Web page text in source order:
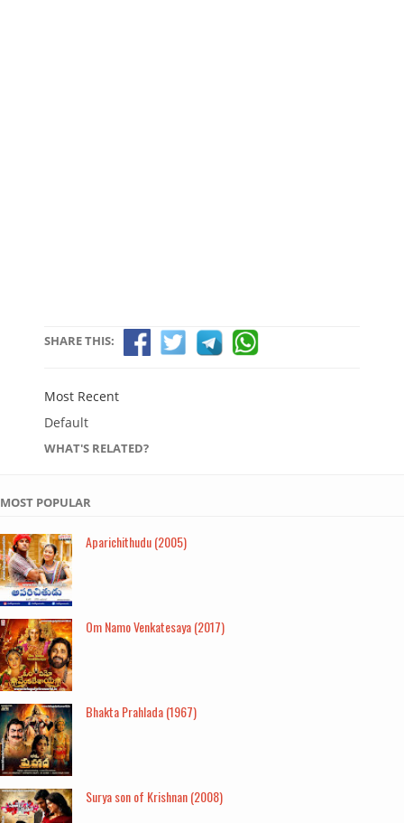
SHARE THIS:
Most Recent
Default
WHAT'S RELATED?
MOST POPULAR
Aparichithudu (2005)
Om Namo Venkatesaya (2017)
Bhakta Prahlada (1967)
Surya son of Krishnan (2008)